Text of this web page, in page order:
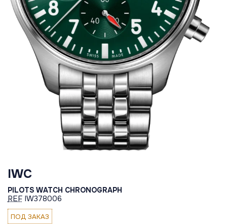
IWC
PILOTS WATCH CHRONOGRAPH
REF IW378006
ПОД ЗАКАЗ